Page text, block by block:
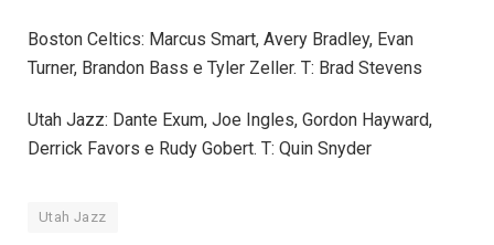
Boston Celtics: Marcus Smart, Avery Bradley, Evan
Turner, Brandon Bass e Tyler Zeller. T: Brad Stevens
Utah Jazz: Dante Exum, Joe Ingles, Gordon Hayward,
Derrick Favors e Rudy Gobert. T: Quin Snyder
Utah Jazz